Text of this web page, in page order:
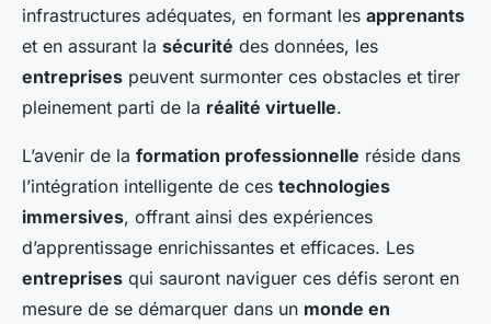
infrastructures adéquates, en formant les apprenants
et en assurant la sécurité des données, les
entreprises peuvent surmonter ces obstacles et tirer
pleinement parti de la réalité virtuelle.
L’avenir de la formation professionnelle réside dans
l’intégration intelligente de ces technologies
immersives, offrant ainsi des expériences
d’apprentissage enrichissantes et efficaces. Les
entreprises qui sauront naviguer ces défis seront en
mesure de se démarquer dans un monde en